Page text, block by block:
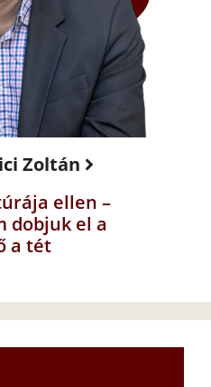
Zoltán
ellen –
dobjuk el a
a tét